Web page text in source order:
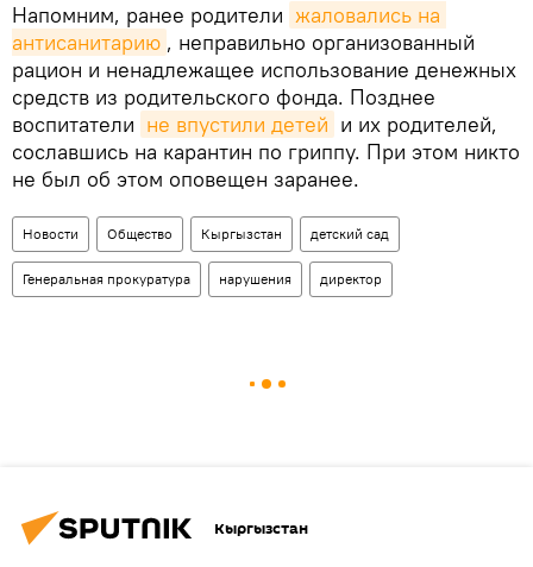
Напомним, ранее родители жаловались на
антисанитарию , неправильно организованный
рацион и ненадлежащее использование денежных
средств из родительского фонда. Позднее
воспитатели не впустили детей и их родителей,
сославшись на карантин по гриппу. При этом никто
не был об этом оповещен заранее.
Новости Общество Кыргызстан детский сад
Генеральная прокуратура нарушения директор
Кыргызстан